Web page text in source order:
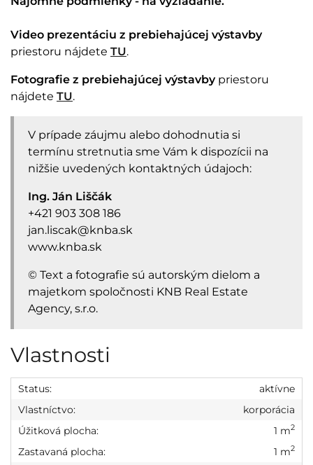
Video prezentáciu z prebiehajúcej výstavby
priestoru nájdete TU.
Fotografie z prebiehajúcej výstavbypriestoru
nájdete TU.
V prípade záujmu alebo dohodnutia si
termínu stretnutia sme Vám k dispozícii na
nižšie uvedených kontaktných údajoch:
Ing. Ján Liščák
+421 903 308 186
jan.liscak@knba.sk
www.knba.sk
​© Text a fotografie sú autorským dielom a
majetkom spoločnosti KNB Real Estate
Agency, s.r.o.
Vlastnosti
Status:
aktívne
Vlastníctvo:
korporácia
Úžitková plocha:
1 m2
Zastavaná plocha: 1 m2